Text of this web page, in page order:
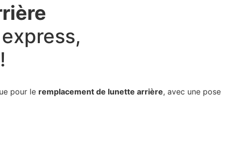
pour le remplacement de lunette arrière, avec une pose